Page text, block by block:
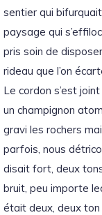
sentier qui
paysage qui
pris soin de
rideau que l’on
Le cordon s’est
un champignon
gravi les rochers
parfois, nous
disait fort, deux
bruit, peu importe
était deux, deux